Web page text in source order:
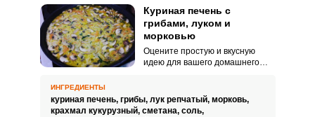
Куриная печень с
грибами, луком и
морковью
Оцените простую и вкусную
идею для вашего домашнего
ИНГРЕДИЕНТЫ
куриная печень, грибы, лук репчатый, морковь,
крахмал кукурузный, сметана, соль,